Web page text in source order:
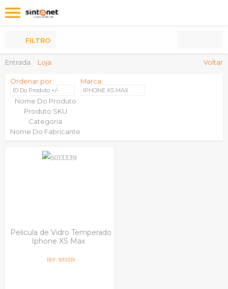
Entrada Loja Voltar
FILTRO
Ordenar por
ID Do Produto +/-
Nome Do Produto
Produto SKU
Categoria
Nome Do Fabricante
Marca:
IPHONE XS MAX
Pelicula de Vidro Temperado
Iphone XS Max
REF: 5013339